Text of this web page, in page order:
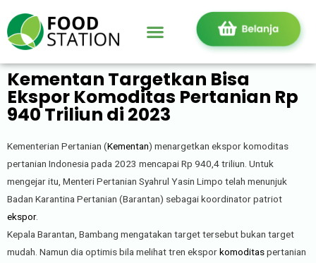
Kementan Targetkan Bisa
Ekspor Komoditas Pertanian Rp
940 Triliun di 2023
Kementerian Pertanian (Kementan) menargetkan ekspor komoditas
pertanian Indonesia pada 2023 mencapai Rp 940,4 triliun. Untuk
mengejar itu, Menteri Pertanian Syahrul Yasin Limpo telah menunjuk
Badan Karantina Pertanian (Barantan) sebagai koordinator patriot
ekspor.
Kepala Barantan, Bambang mengatakan target tersebut bukan target
mudah. Namun dia optimis bila melihat tren eksporkomoditaspertanian